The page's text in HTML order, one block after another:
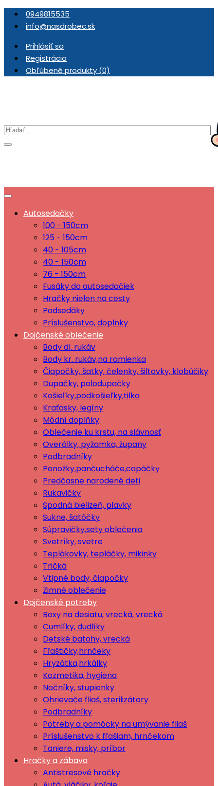
0949815535
info@nasdrobec.sk
Prihlásiť sa
Registrácia
Obľúbené produkty (0)
Autosedačky
100 - 150cm
125 - 150cm
40 - 105cm
40 - 150cm
76 - 150cm
Fusáky do autosedačiek
Hračky nielen na cesty
Podsedáky
Príslušenstvo, doplnky
Dojčenské oblečenie
Body dl. rukáv
Body kr. rukáv,na ramienka
Čiapočky, šatky, čelenky, šiltovky, klobúčiky
Dupačky, polodupačky
Košieľky,podkošieľky,tilka
Kraťasky, legíny
Módní doplňky
Oblečenie ku krstu, na slávnosť
Overálky, pyžamka, župany
Podbradníky
Ponožky,pančucháče,capáčky
Predčasne narodené deti
Rukavičky
Spodná bielizeň, plavky
Sukne, šatôčky
Súpravičky,sety oblečenia
Svetríky, svetre
Teplákovky, tepláčky, mikinky
Tričká
Vtipné body, čiapočky
Zimné oblečenie
Dojčenské potreby
Boxy na desiatu, vrecká, vrecká
Cumlíky, dudlíky
Detské batohy, vrecká
Fľaštičky,hrnčeky
Hryzátka,hrkálky
Kozmetika, hygiena
Nočníky, stupienky
Ohrievače fliaš, sterilizátory
Podbradníky
Potreby a pomôcky na umývanie fliaš
Príslušenstvo k fľašiam, hrnčekom
Taniere, misky, príbor
Hračky a zábava
Antistresové hračky